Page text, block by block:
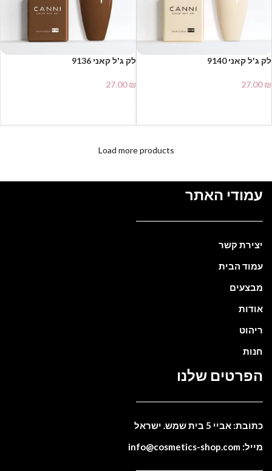
27.00₪
⁦⁦⁦⁦⁦⁦⁦⁦⁦⁦⁦⁦⁦⁦⁦⁦⁦⁦⁦⁦⁦⁦⁦⁦⁦⁦⁦⁦⁦⁦⁦⁦⁦⁦⁦⁦⁦⁦⁦⁦⁦⁦לק ג'ל קאני 9136
27.00₪
Load more products
עמודי האתר
יצירת קשר
עמוד הבית
מבצעים
אודות
ריהוט
חנות
הפרטים שלנו
כתובת: אביי 5 בית שמש. ישראל
מייל: info@cosmetics-shop.com